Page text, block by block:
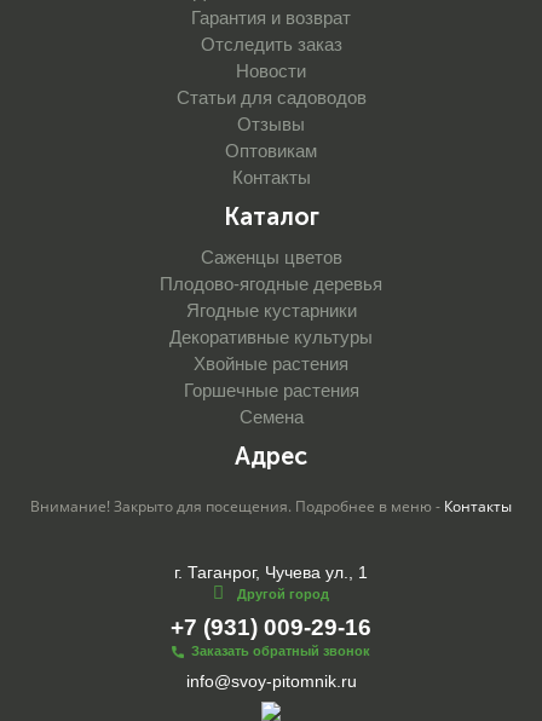
Гарантия и возврат
Отследить заказ
Новости
Статьи для садоводов
Отзывы
Оптовикам
Контакты
Каталог
Саженцы цветов
Плодово-ягодные деревья
Ягодные кустарники
Декоративные культуры
Хвойные растения
Горшечные растения
Семена
Адрес
Внимание! Закрыто для посещения. Подробнее в меню - Контакты
г. Таганрог, Чучева ул., 1
Другой город
+7 (931) 009-29-16
Заказать обратный звонок
info@svoy-pitomnik.ru